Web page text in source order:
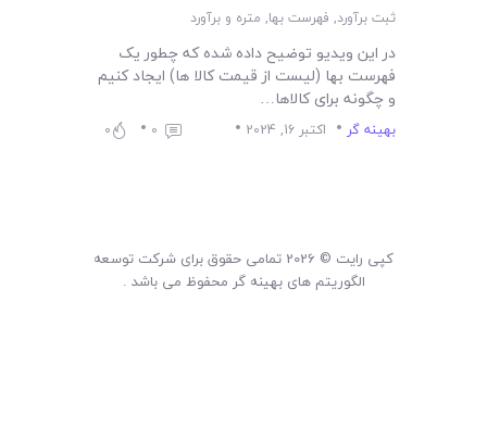
ثبت برآورد, فهرست بها, متره و برآورد
در این ویدیو توضیح داده شده که چطور یک
فهرست بها (لیست از قیمت کالا ها) ایجاد کنیم
و چگونه برای کالاها…
بهینه گر اکتبر 16, 2024 0
0
کپی رایت © 2026 تمامی حقوق برای شرکت توسعه
الگوریتم های بهینه گر محفوظ می باشد .